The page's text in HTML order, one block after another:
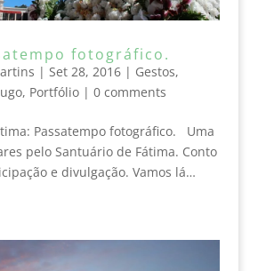
fotográfico.
| Set 28, 2016| Gestos,
, Portfólio| 0 comments
Passatempo fotográfico. Uma
pelo Santuário de Fátima. Conto
e divulgação. Vamos lá…